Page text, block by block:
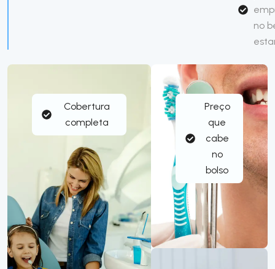
Cobertura
completa
Preço
que
cabe
no
bolso
no